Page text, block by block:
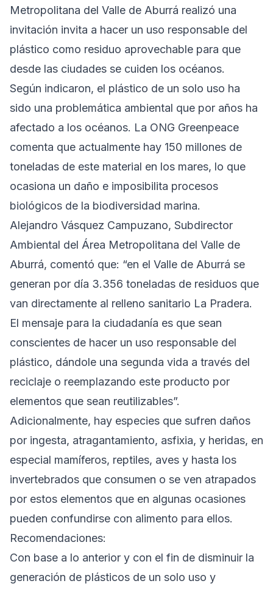
Metropolitana del Valle de Aburrá realizó una
invitación invita a hacer un uso responsable del
plástico como residuo aprovechable para que
desde las ciudades se cuiden los océanos.
Según indicaron, el plástico de un solo uso ha
sido una problemática ambiental que por años ha
afectado a los océanos. La ONG Greenpeace
comenta que actualmente hay 150 millones de
toneladas de este material en los mares, lo que
ocasiona un daño e imposibilita procesos
biológicos de la biodiversidad marina.
Alejandro Vásquez Campuzano, Subdirector
Ambiental del Área Metropolitana del Valle de
Aburrá, comentó que: “en el Valle de Aburrá se
generan por día 3.356 toneladas de residuos que
van directamente al relleno sanitario La Pradera.
El mensaje para la ciudadanía es que sean
conscientes de hacer un uso responsable del
plástico, dándole una segunda vida a través del
reciclaje o reemplazando este producto por
elementos que sean reutilizables”.
Adicionalmente, hay especies que sufren daños
por ingesta, atragantamiento, asfixia, y heridas, en
especial mamíferos, reptiles, aves y hasta los
invertebrados que consumen o se ven atrapados
por estos elementos que en algunas ocasiones
pueden confundirse con alimento para ellos.
Recomendaciones:
Con base a lo anterior y con el fin de disminuir la
generación de plásticos de un solo uso y